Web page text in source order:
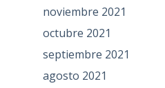
noviembre 2021
octubre 2021
septiembre 2021
agosto 2021